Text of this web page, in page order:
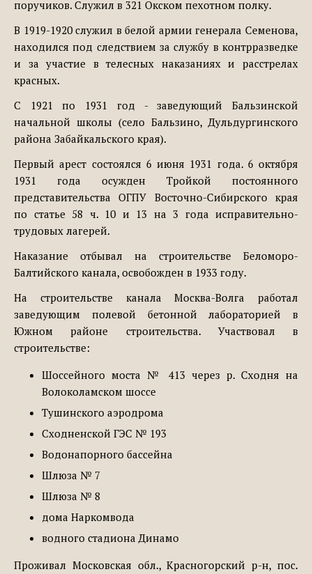
поручиков. Служил в 321 Окском пехотном полку.
В 1919-1920 служил в белой армии генерала Семенова,
находился под следствием за службу в контрразведке
и за участие в телесных наказаниях и расстрелах
красных.
С 1921 по 1931 год - заведующий Бальзинской
начальной школы (село Бальзино, Дульдургинского
района Забайкальского края).
Первый арест состоялся 6 июня 1931 года. 6 октября
1931 года осужден Тройкой постоянного
представительства ОГПУ Восточно-Сибирского края
по статье 58 ч. 10 и 13 на 3 года исправительно-
трудовых лагерей.
Наказание отбывал на строительстве Беломоро-
Балтийского канала, освобожден в 1933 году.
На строительстве канала Москва-Волга работал
заведующим полевой бетонной лабораторией в
Южном районе строительства. Участвовал в
строительстве:
Шоссейного моста № 413 через р. Сходня на
Волоколамском шоссе
Тушинского аэродрома
Сходненской ГЭС № 193
Водонапорного бассейна
Шлюза № 7
Шлюза № 8
дома Наркомвода
водного стадиона Динамо
Проживал Московская обл., Красногорский р-н, пос.